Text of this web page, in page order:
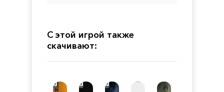
С этой игрой также
скачивают: